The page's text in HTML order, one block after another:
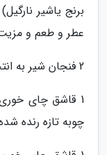
برنج یاشیر
عطر و طعم و
2 فنجان شیر به انتخاب شما
چوبه تازه رنده